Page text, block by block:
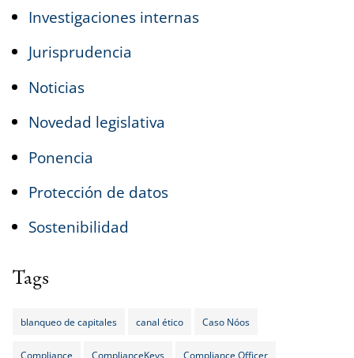
Investigaciones internas
Jurisprudencia
Noticias
Novedad legislativa
Ponencia
Protección de datos
Sostenibilidad
Tags
blanqueo de capitales canal ético Caso Nóos
Compliance ComplianceKeys Compliance Officer